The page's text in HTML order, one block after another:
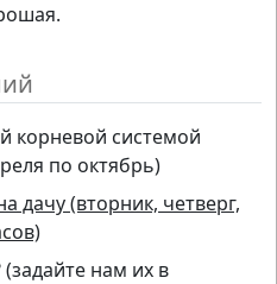
корневой системой
по октябрь)
дачу (вторник, четверг,
нам их в